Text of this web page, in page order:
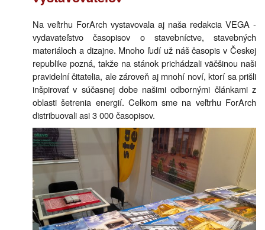
Na veľtrhu ForArch vystavovala aj naša redakcia VEGA -
vydavateľstvo časopisov o stavebníctve, stavebných
materiáloch a dizajne. Mnoho ľudí už náš časopis v Českej
republike pozná, takže na stánok prichádzali väčšinou naši
pravidelní čitatelia, ale zároveň aj mnohí noví, ktorí sa prišli
inšpirovať v súčasnej dobe našimi odbornými článkami z
oblasti šetrenia energií. Celkom sme na veľtrhu ForArch
distribuovali asi 3 000 časopisov.